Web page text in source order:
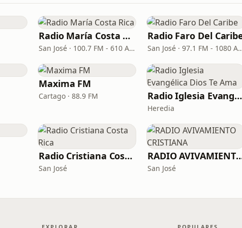
Radio María Costa Rica
San José · 100.7 FM - 610 AM
Radio Faro Del
San José ·
Maxima FM
Cartago · 88.9 FM Radio Iglesia Evangélica Dios Te Ama
Heredia
Radio Cristiana Costa Rica
San José
RADIO
San José